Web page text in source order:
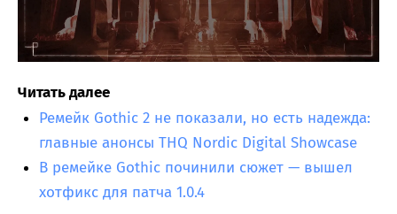
Читать далее
Ремейк Gothic 2 не показали, но есть надежда:
главные анонсы THQ Nordic Digital Showcase
В ремейке Gothic починили сюжет — вышел
хотфикс для патча 1.0.4